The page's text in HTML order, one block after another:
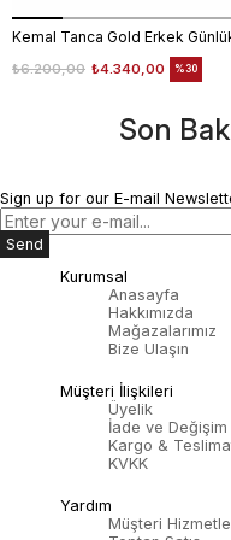
₺4.340,00
₺6.200,00 %30
Son
Sign up for our E-mail
Send
Kurumsal
Anasayfa
Hakkımızda
Mağazalarımız
Bize Ulaşın
Müşteri İlişkileri
Üyelik
İade ve Değişim
Kargo &
KVKK
Yardım
Müşteri